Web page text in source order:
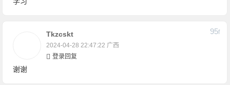
Tkzcskt
2024-04-28 22:47:22 广西
95F
登录回复
谢谢